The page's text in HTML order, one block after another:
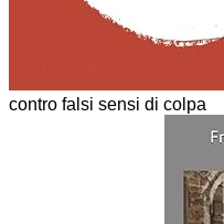
contro falsi sensi di colpa